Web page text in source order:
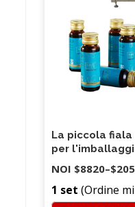
La piccola
per
pesatura
NOI $8820–
1 set (Ordine